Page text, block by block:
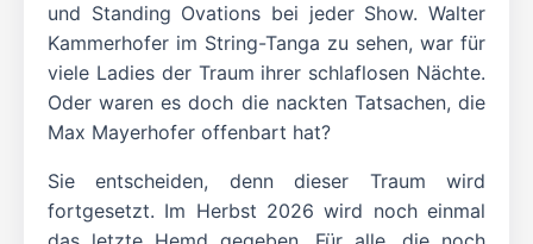
und Standing Ovations bei jeder Show. Walter
Kammerhofer im String-Tanga zu sehen, war für
viele Ladies der Traum ihrer schlaflosen Nächte.
Oder waren es doch die nackten Tatsachen, die
Max Mayerhofer offenbart hat?
Sie entscheiden, denn dieser Traum wird
fortgesetzt. Im Herbst 2026 wird noch einmal